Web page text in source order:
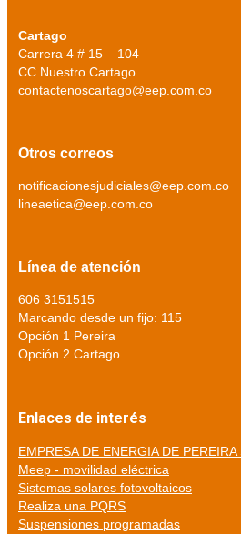
Cartago
Carrera 4 # 15 – 104
CC Nuestro Cartago
contactenoscartago@eep.com.co
Otros correos
notificacionesjudiciales@eep.com.co
lineaetica@eep.com.co
Línea de atención
606 3151515
Marcando desde un fijo: 115
Opción 1 Pereira
Opción 2 Cartago
Enlaces de interés
EMPRESA DE ENERGIA DE PEREIRA
Meep - movilidad eléctrica
Sistemas solares fotovoltaicos
Realiza una PQRS
Suspensiones programadas